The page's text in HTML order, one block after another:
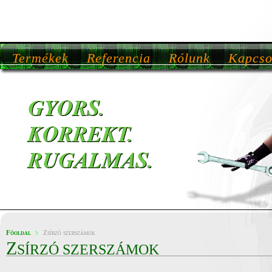
Termékek Referencia Rólunk
Főoldal Zsírzó szerszámok
ZSÍRZÓ SZERSZÁMOK